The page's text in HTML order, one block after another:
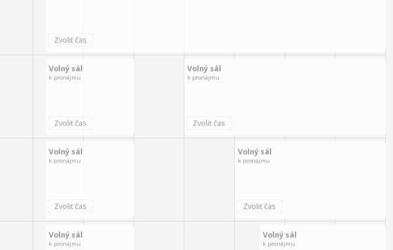
Volný sál
k pronájmu
Volný sál
k pronájmu
Volný sál
k pronájmu
Volný sál
k pronájmu
Volný sál
k pronájmu
Volný sál
k pronájmu